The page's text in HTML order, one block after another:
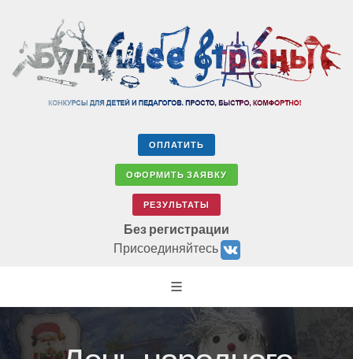
ОПЛАТИТЬ
ОФОРМИТЬ ЗАЯВКУ
РЕЗУЛЬТАТЫ
Без регистрации
Присоединяйтесь